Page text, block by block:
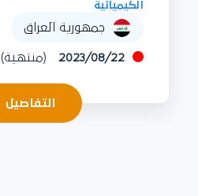
الكيميائية
جمهورية العراق
2023/08/22 (منتهية)
التفاصيل